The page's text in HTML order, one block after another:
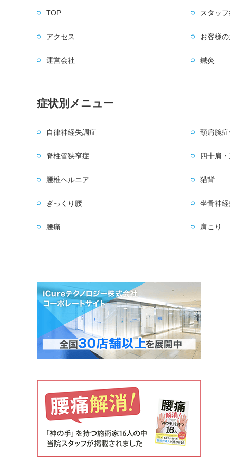
TOP スタッ
アクセス お客様
運営会社 鍼灸
症状別メニュー
自律神経失調症 頸肩腕
脊柱管狭窄症 四十肩
腰椎ヘルニア 猫背
ぎっくり腰 坐骨神
腰痛 肩こり